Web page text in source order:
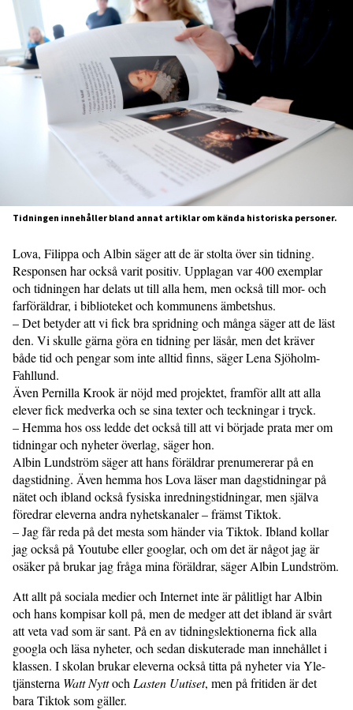
Tidningen innehåller bland annat artiklar om kända historiska personer.
Lova, Filippa och Albin säger att de är stolta över sin tidning.
Responsen har också varit positiv. Upplagan var 400 exemplar
och tidningen har delats ut till alla hem, men också till mor- och
farföräldrar, i biblioteket och kommunens ämbetshus.
– Det betyder att vi fick bra spridning och många säger att de läst
den. Vi skulle gärna göra en tidning per läsår, men det kräver
både tid och pengar som inte alltid finns, säger Lena Sjöholm-
Fahllund.
Även Pernilla Krook är nöjd med projektet, framför allt att alla
elever fick medverka och se sina texter och teckningar i tryck.
– Hemma hos oss ledde det också till att vi började prata mer om
tidningar och nyheter överlag, säger hon.
Albin Lundström säger att hans föräldrar prenumererar på en
dagstidning. Även hemma hos Lova läser man dagstidningar på
nätet och ibland också fysiska inredningstidningar, men själva
föredrar eleverna andra nyhetskanaler – främst Tiktok.
– Jag får reda på det mesta som händer via Tiktok. Ibland kollar
jag också på Youtube eller googlar, och om det är något jag är
osäker på brukar jag fråga mina föräldrar, säger Albin Lundström.
Att allt på sociala medier och Internet inte är pålitligt har Albin
och hans kompisar koll på, men de medger att det ibland är svårt
att veta vad som är sant. På en av tidningslektionerna fick alla
googla och läsa nyheter, och sedan diskuterade man innehållet i
klassen. I skolan brukar eleverna också titta på nyheter via Yle-
tjänsterna Watt Nyttoch Lasten Uutiset, men på fritiden är det
bara Tiktok som gäller.